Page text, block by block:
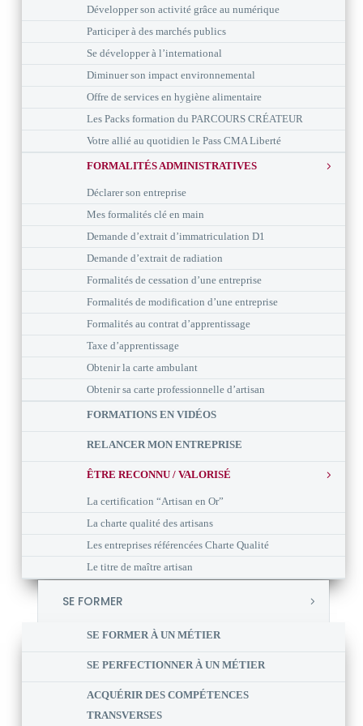
Développer son activité grâce au numérique
Participer à des marchés publics
Se développer à l’international
Diminuer son impact environnemental
Offre de services en hygiène alimentaire
Les Packs formation du PARCOURS CRÉATEUR
Votre allié au quotidien le Pass CMA Liberté
FORMALITÉS ADMINISTRATIVES
Déclarer son entreprise
Mes formalités clé en main
Demande d’extrait d’immatriculation D1
Demande d’extrait de radiation
Formalités de cessation d’une entreprise
Formalités de modification d’une entreprise
Formalités au contrat d’apprentissage
Taxe d’apprentissage
Obtenir la carte ambulant
Obtenir sa carte professionnelle d’artisan
FORMATIONS EN VIDÉOS
RELANCER MON ENTREPRISE
ÊTRE RECONNU / VALORISÉ
La certification “Artisan en Or”
La charte qualité des artisans
Les entreprises référencées Charte Qualité
Le titre de maître artisan
SE FORMER
SE FORMER À UN MÉTIER
SE PERFECTIONNER À UN MÉTIER
ACQUÉRIR DES COMPÉTENCES
TRANSVERSES